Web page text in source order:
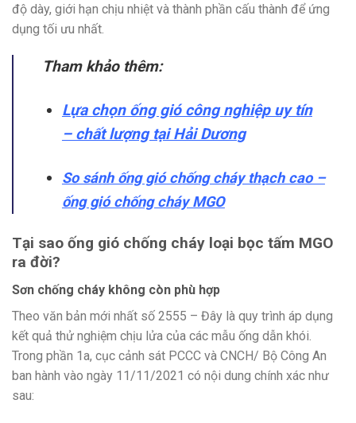
độ dày, giới hạn chịu nhiệt và thành phần cấu thành để ứng
dụng tối ưu nhất.
Tham khảo thêm:
Lựa chọn ống gió công nghiệp uy tín
– chất lượng tại Hải Dương
So sánh ống gió chống cháy thạch cao –
ống gió chống cháy MGO
Tại sao ống gió chống cháy loại bọc tấm MGO
ra đời?
Sơn chống cháy không còn phù hợp
Theo văn bản mới nhất số 2555 – Đây là quy trình áp dụng
kết quả thử nghiệm chịu lửa của các mẫu ống dẫn khói.
Trong phần 1a, cục cảnh sát PCCC và CNCH/ Bộ Công An
ban hành vào ngày 11/11/2021 có nội dung chính xác như
sau: